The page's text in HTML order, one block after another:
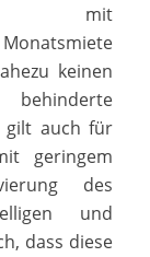
mit
keinen
gilt auch für
geringem
des
und
dass diese